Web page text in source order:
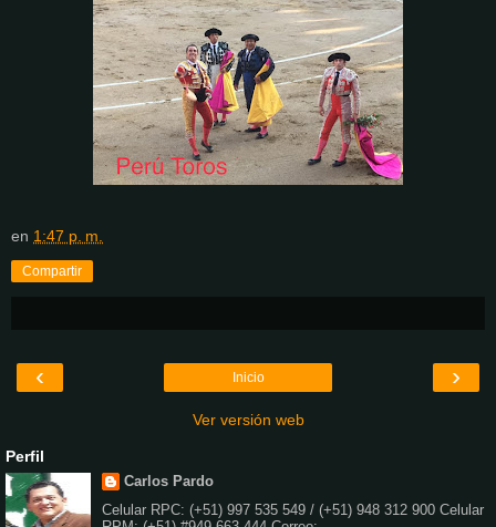
en 1:47 p. m.
Compartir
‹ ›
Inicio
Ver versión web
Perfil
Carlos Pardo
Celular RPC: (+51) 997 535 549 / (+51) 948 312 900 Celular